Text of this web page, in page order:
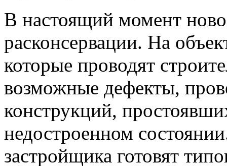
В настоящий момент
расконсервации. На
которые проводят
возможные дефекты,
конструкций,
недостроенном
застройщика готовят